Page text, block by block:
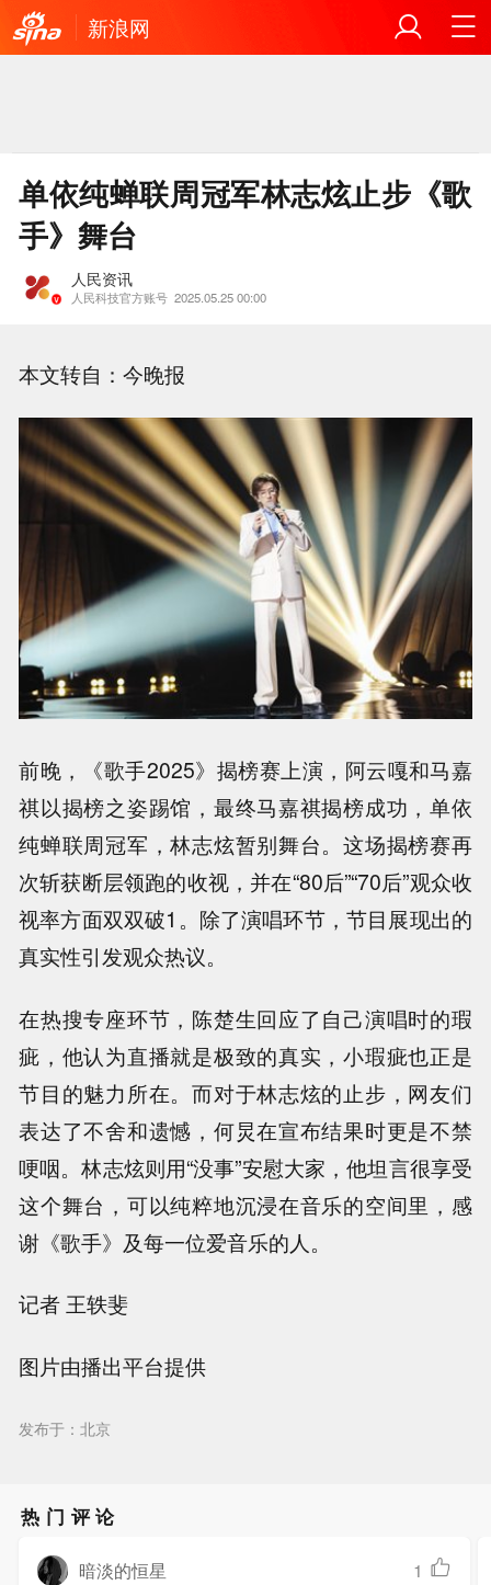
新浪网
单依纯蝉联周冠军林志炫止步《歌
手》舞台
人民资讯
人民科技官方账号 2025.05.25 00:00
本文转自：今晚报
前晚，《歌手2025》揭榜赛上演，阿云嘎和马嘉
祺以揭榜之姿踢馆，最终马嘉祺揭榜成功，单依
纯蝉联周冠军，林志炫暂别舞台。这场揭榜赛再
次斩获断层领跑的收视，并在“80后”“70后”观众收
视率方面双双破1。除了演唱环节，节目展现出的
真实性引发观众热议。
在热搜专座环节，陈楚生回应了自己演唱时的瑕
疵，他认为直播就是极致的真实，小瑕疵也正是
节目的魅力所在。而对于林志炫的止步，网友们
表达了不舍和遗憾，何炅在宣布结果时更是不禁
哽咽。林志炫则用“没事”安慰大家，他坦言很享受
这个舞台，可以纯粹地沉浸在音乐的空间里，感
谢《歌手》及每一位爱音乐的人。
记者 王轶斐
图片由播出平台提供
发布于：北京
热门评论
暗淡的恒星 1